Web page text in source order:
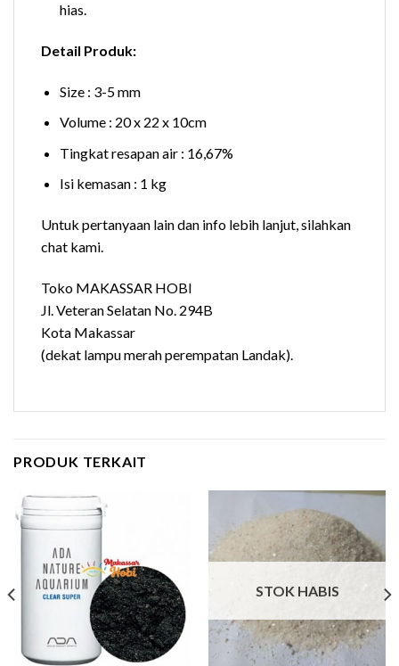
hias.
Detail Produk:
Size : 3-5 mm
Volume : 20 x 22 x 10cm
Tingkat resapan air : 16,67%
Isi kemasan : 1 kg
Untuk pertanyaan lain dan info lebih lanjut, silahkan
chat kami.
Toko MAKASSAR HOBI
Jl. Veteran Selatan No. 294B
Kota Makassar
(dekat lampu merah perempatan Landak).
PRODUK TERKAIT
STOK HABIS